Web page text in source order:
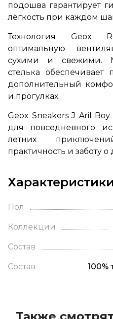
подошва гарантирует
лёгкость при каждом
Технология Geox
оптимальную
сухими и свежими.
стелька
дополнительный
и прогулках.
Geox Sneakers J Aril
для повседневного
летних
практичность и заботу о
Характеристики
Пол
Коллекции
Состав
Состав
100%